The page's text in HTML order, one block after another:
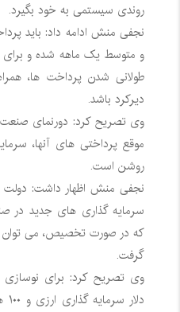
روندی سیستمی به خود بگیرد.
نجفی منش ادامه داد: باید
و متوسط یک ماهه شده و برای
طولانی شدن پرداخت ها،
دیرکرد باشد.
وی تصریح کرد: دورنمای
موقع پرداختی های آنها،
روشن است.
سرمایه گذاری های جدید در
که در صورت تخصیص، می توان
گرفت.
وی تصریح کرد: برای نوسازی